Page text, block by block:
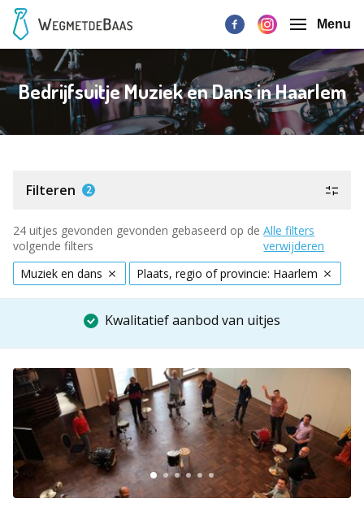
Menu
Bedrijfsuitje Muziek en Dans in Haarlem
Filteren 2
24 uitjes gevonden gevonden gebaseerd op de
volgende filters
Alle filters
verwijderen
Muziek en dans
Plaats, regio of provincie: Haarlem
Kwalitatief aanbod van uitjes